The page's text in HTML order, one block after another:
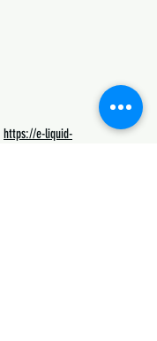
https://e-liquid-